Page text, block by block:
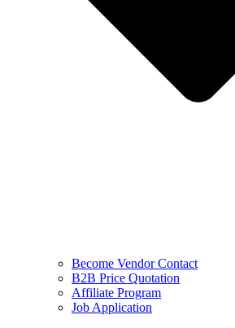
Become Vendor Contact
B2B Price Quotation
Affiliate Program
Job Application